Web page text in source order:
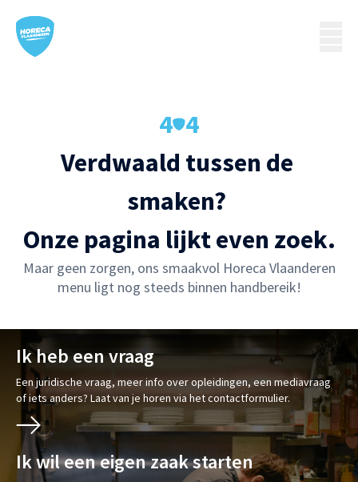
4 4
Verdwaald tussen de
smaken?
Onze pagina lijkt even zoek.
Maar geen zorgen, ons smaakvol Horeca Vlaanderen
menu ligt nog steeds binnen handbereik!
Ik heb een vraag
Een juridische vraag, meer info over opleidingen, een mediavraag
of iets anders? Laat van je horen via het contactformulier.
Ik wil een eigen zaak starten